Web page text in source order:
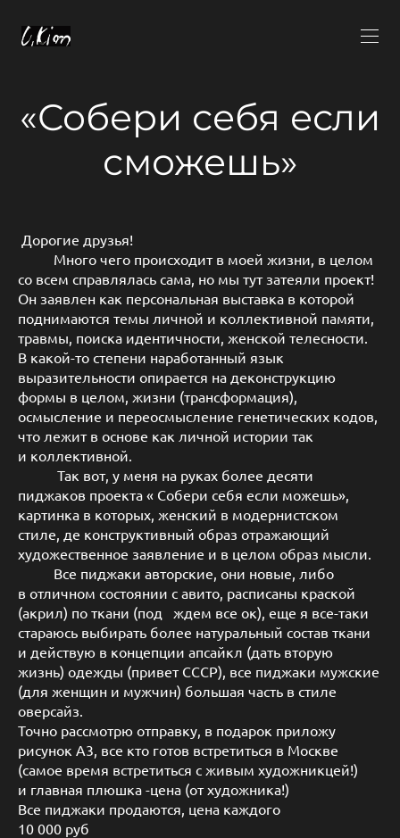
«Собери себя если
сможешь»
Дорогие друзья!
Много чего происходит в моей жизни, в целом
со всем справлялась сама, но мы тут затеяли проект!
Он заявлен как персональная выставка в которой
поднимаются темы личной и коллективной памяти,
травмы, поиска идентичности, женской телесности.
В какой-то степени наработанный язык
выразительности опирается на деконструкцию
формы в целом, жизни (трансформация),
осмысление и переосмысление генетических кодов,
что лежит в основе как личной истории так
и коллективной.
Так вот, у меня на руках более десяти
пиджаков проекта « Собери себя если можешь»,
картинка в которых, женский в модернистском
стиле, де конструктивный образ отражающий
художественное заявление и в целом образ мысли.
Все пиджаки авторские, они новые, либо
в отличном состоянии с авито, расписаны краской
(акрил) по ткани (под ждем все ок), еще я все-таки
стараюсь выбирать более натуральный состав ткани
и действую в концепции апсайкл (дать вторую
жизнь) одежды (привет СССР), все пиджаки мужские
(для женщин и мужчин) большая часть в стиле
оверсайз.
Точно рассмотрю отправку, в подарок приложу
рисунок А3, все кто готов встретиться в Москве
(самое время встретиться с живым художникцей!)
и главная плюшка -цена (от художника!)
Все пиджаки продаются, цена каждого
10 000 руб